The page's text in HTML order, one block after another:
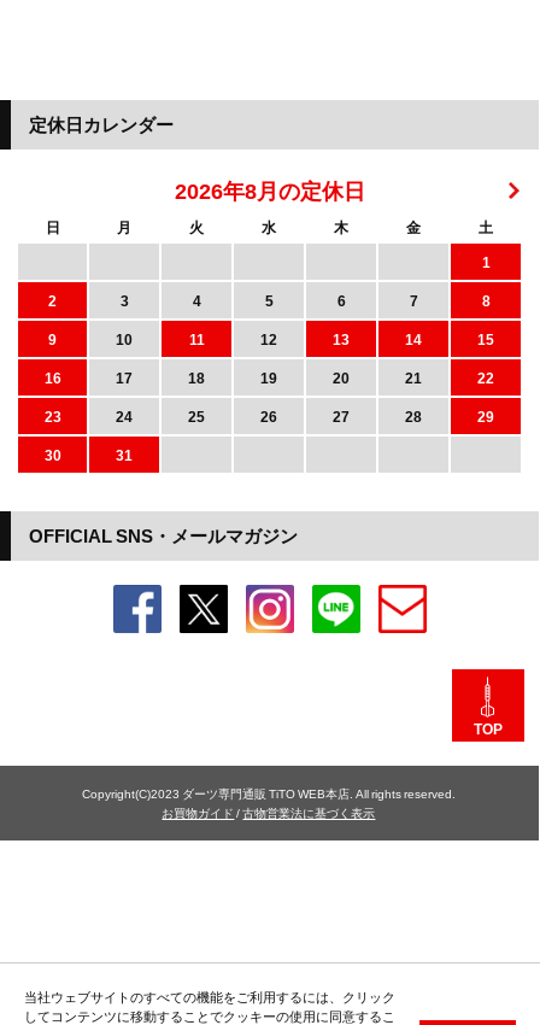
当社ウェブサイトのすべての機能をご利用するには、クリック
してコンテンツに移動することでクッキーの使用に同意するこ
OFFICIAL SNS・メールマガジン
定休日カレンダー
2026年8月の定休日
日 月 火 水 木 金
土
1
2
3 4 5 6 7
8
9
10 11 12 13 14
15
16
17 18 19 20 21
22
23
24 25 26 27 28
29
30
31
TOP
Copyright(C)2023 ダーツ専門通販 TiTO WEB本店. All rights reserved.
お買物ガイド /古物営業法に基づく表示